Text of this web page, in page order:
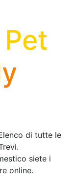
Pet
di tutte le
siete i
online.